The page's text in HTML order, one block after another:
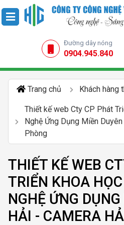
Đường dây nóng
0904.945.840
Trang chủ Khách hàng
Thiết kế web Cty CP Phát
Nghệ Ứng Dụng Miền
Phòng
THIẾT KẾ WEB
TRIỂN KHOA
NGHỆ ỨNG
HẢI - CAMERA